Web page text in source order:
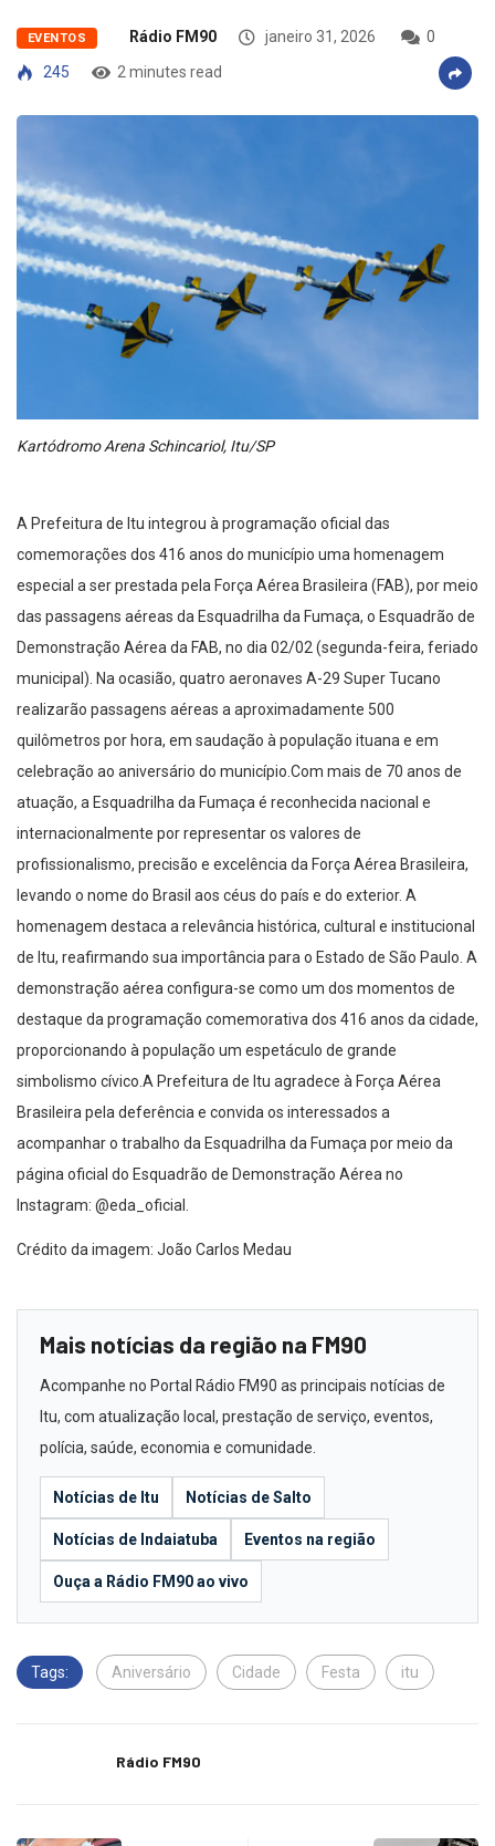
EVENTOS Rádio FM90 janeiro 31, 2026
0
245
2 minutes read
Kartódromo Arena Schincariol, Itu/SP
A Prefeitura de Itu integrou à programação oficial das
comemorações dos 416 anos do município uma homenagem
especial a ser prestada pela Força Aérea Brasileira (FAB), por meio
das passagens aéreas da Esquadrilha da Fumaça, o Esquadrão de
Demonstração Aérea da FAB, no dia 02/02 (segunda-feira, feriado
municipal). Na ocasião, quatro aeronaves A-29 Super Tucano
realizarão passagens aéreas a aproximadamente 500
quilômetros por hora, em saudação à população ituana e em
celebração ao aniversário do município.Com mais de 70 anos de
atuação, a Esquadrilha da Fumaça é reconhecida nacional e
internacionalmente por representar os valores de
profissionalismo, precisão e excelência da Força Aérea Brasileira,
levando o nome do Brasil aos céus do país e do exterior. A
homenagem destaca a relevância histórica, cultural e institucional
de Itu, reafirmando sua importância para o Estado de São Paulo. A
demonstração aérea configura-se como um dos momentos de
destaque da programação comemorativa dos 416 anos da cidade,
proporcionando à população um espetáculo de grande
simbolismo cívico.A Prefeitura de Itu agradece à Força Aérea
Brasileira pela deferência e convida os interessados a
acompanhar o trabalho da Esquadrilha da Fumaça por meio da
página oficial do Esquadrão de Demonstração Aérea no
Instagram: @eda_oficial.
Crédito da imagem: João Carlos Medau
Mais notícias da região na FM90
Acompanhe no Portal Rádio FM90 as principais notícias de
Itu, com atualização local, prestação de serviço, eventos,
polícia, saúde, economia e comunidade.
Notícias de Itu Notícias de Salto
Notícias de Indaiatuba Eventos na região
Ouça a Rádio FM90 ao vivo
Tags: Aniversário Cidade Festa itu
Rádio FM90